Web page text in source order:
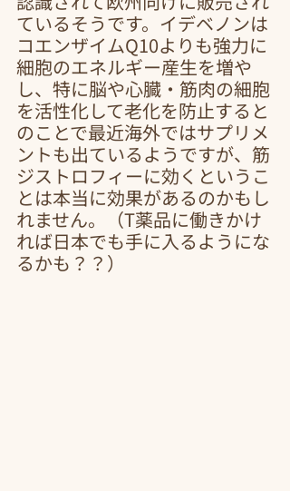
ているそうです。イデベノンは
コエンザイムQ10よりも強力に
細胞のエネルギー産生を増や
し、特に脳や心臓・筋肉の細胞
を活性化して老化を防止すると
のことで最近海外ではサプリメ
ントも出ているようですが、筋
ジストロフィーに効くというこ
とは本当に効果があるのかもし
れません。（T薬品に働きかけ
れば日本でも手に入るようにな
るかも？？）